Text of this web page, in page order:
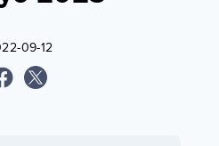
09-12